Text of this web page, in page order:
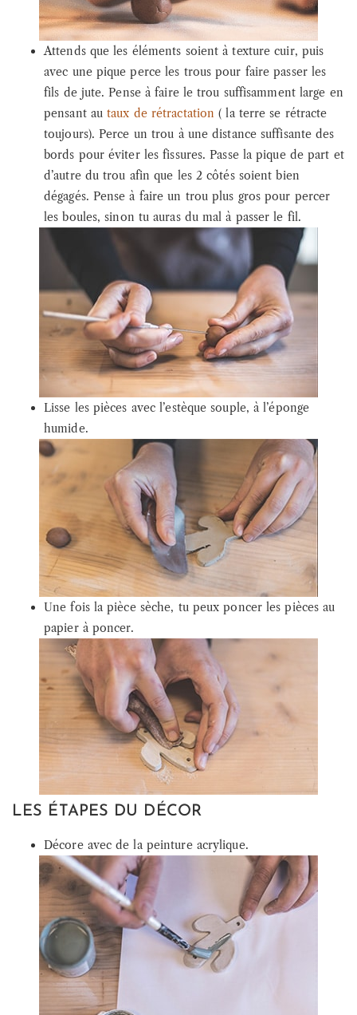
Attends que les éléments soient à texture cuir, puis
avec une pique perce les trous pour faire passer les
fils de jute. Pense à faire le trou suffisamment large en
pensant autaux de rétractation ( la terre se rétracte
toujours). Perce un trou à une distance suffisante des
bords pour éviter les fissures. Passe la pique de part et
d’autre du trou afin que les 2 côtés soient bien
dégagés. Pense à faire un trou plus gros pour percer
les boules, sinon tu auras du mal à passer le fil.
Lisse les pièces avec l’estèque souple, à l’éponge
humide.
Une fois la pièce sèche, tu peux poncer les pièces au
papier à poncer.
LES ÉTAPES DU DÉCOR
Décore avec de la peinture acrylique.